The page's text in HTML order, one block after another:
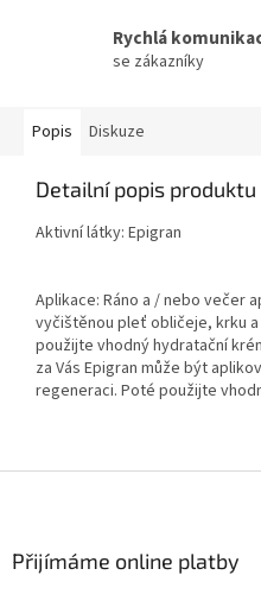
Rychlá
se zákazníky
Popis Diskuze
Detailní popis produktu
Aktivní látky: Epigran
Aplikace: Ráno a / nebo večer
vyčištěnou pleť obličeje, krku
použijte vhodný hydratační
za Vás Epigran může být
regeneraci. Poté použijte
Přijímáme online platby